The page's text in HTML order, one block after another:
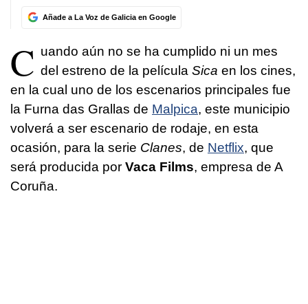
Añade a La Voz de Galicia en Google
C uando aún no se ha cumplido ni un mes
del estreno de la película Sica en los cines,
en la cual uno de los escenarios principales fue
la Furna das Grallas de Malpica, este municipio
volverá a ser escenario de rodaje, en esta
ocasión, para la serie Clanes, de Netflix, que
será producida por Vaca Films, empresa de A
Coruña.